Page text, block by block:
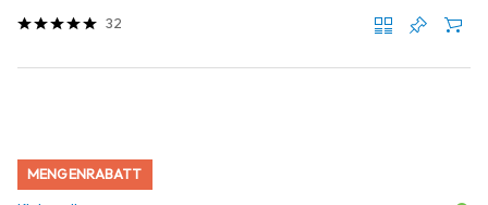
32
MENGENRABATT